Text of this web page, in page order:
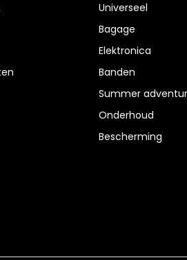
Universeel
Bagage
Elektronica
Banden
Summer
Onderhoud
Bescherming